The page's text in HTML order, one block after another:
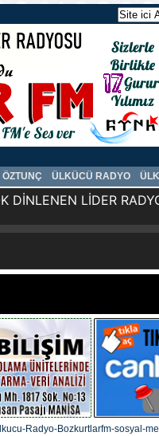
ÜLKÜCÜ RADYO